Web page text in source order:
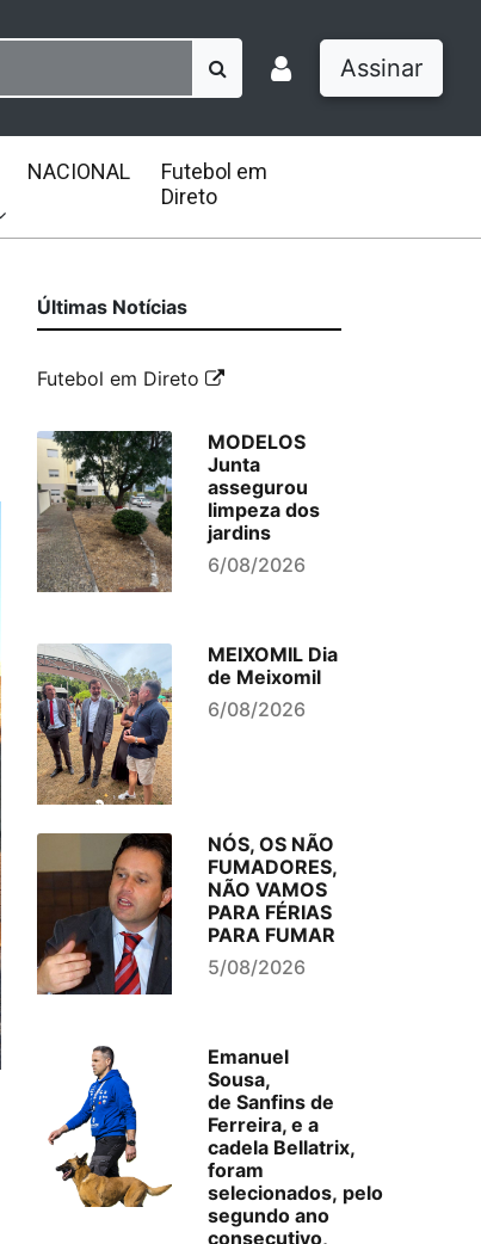
Assinar
NACIONAL
Futebol em
Direto
Últimas Notícias
Futebol em Direto
MODELOS
Junta
assegurou
limpeza dos
jardins
6/08/2026
MEIXOMIL Dia
de Meixomil
6/08/2026
NÓS, OS NÃO
FUMADORES,
NÃO VAMOS
PARA FÉRIAS
PARA FUMAR
5/08/2026
Emanuel
Sousa,
de Sanfins de
Ferreira, e a
cadela Bellatrix,
foram
selecionados, pelo
segundo ano
consecutivo,